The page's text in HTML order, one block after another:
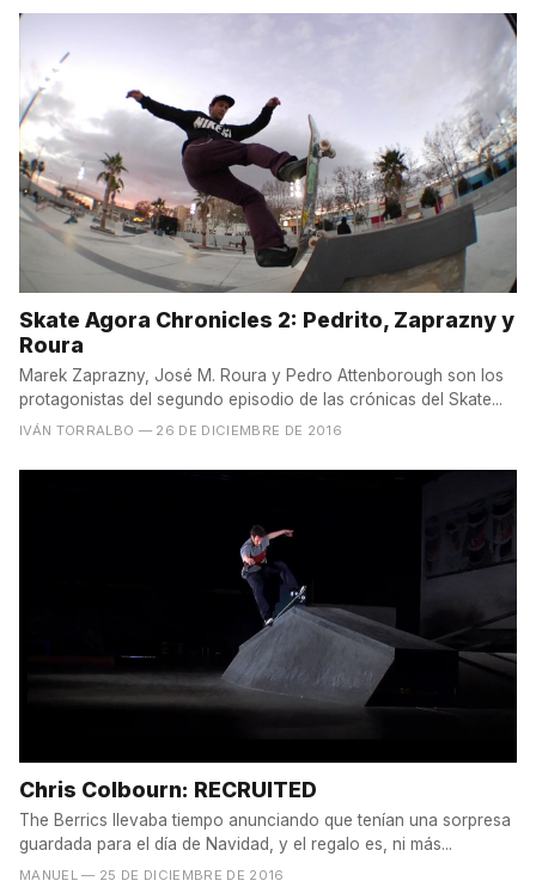
Skate Agora Chronicles 2: Pedrito, Zaprazny y
Roura
Marek Zaprazny, José M. Roura y Pedro Attenborough son los
protagonistas del segundo episodio de las crónicas del Skate...
IVÁN TORRALBO — 26 DE DICIEMBRE DE 2016
Chris Colbourn: RECRUITED
The Berrics llevaba tiempo anunciando que tenían una sorpresa
guardada para el día de Navidad, y el regalo es, ni más...
MANUEL — 25 DE DICIEMBRE DE 2016